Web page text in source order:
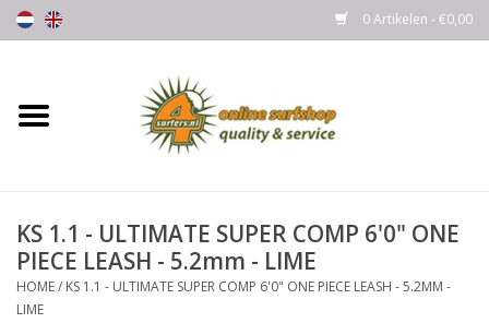
0 Artikelen - €0,00
Home
Wetsuits
Gloves, Caps & Boots
KS 1.1 - ULTIMATE SUPER COMP 6'0" ONE
PIECE LEASH - 5.2mm - LIME
HOME/ KS 1.1 - ULTIMATE SUPER COMP 6'0" ONE PIECE LEASH - 5.2MM -
LIME